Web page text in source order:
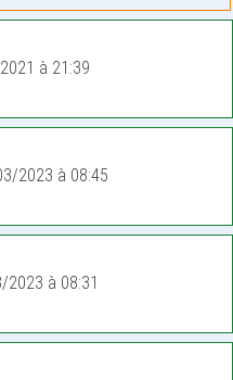
à 21:39
2023 à 08:45
2023 à 08:31